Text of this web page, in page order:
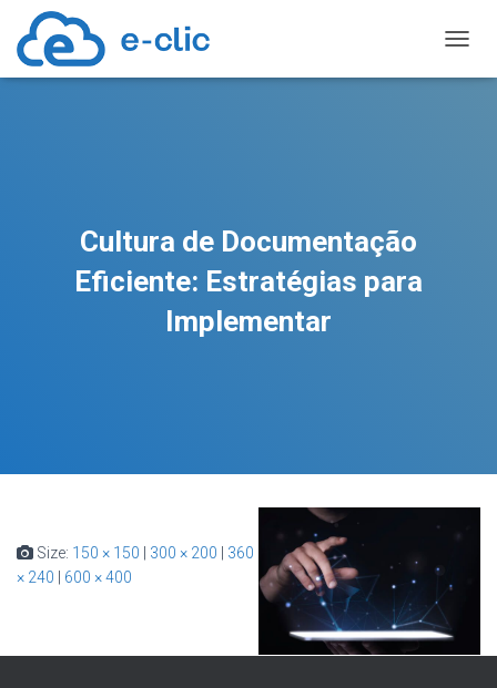
Cultura de Documentação
Eficiente: Estratégias para
Implementar
Size: 150 × 150 300 × 200
360
× 240
600 × 400